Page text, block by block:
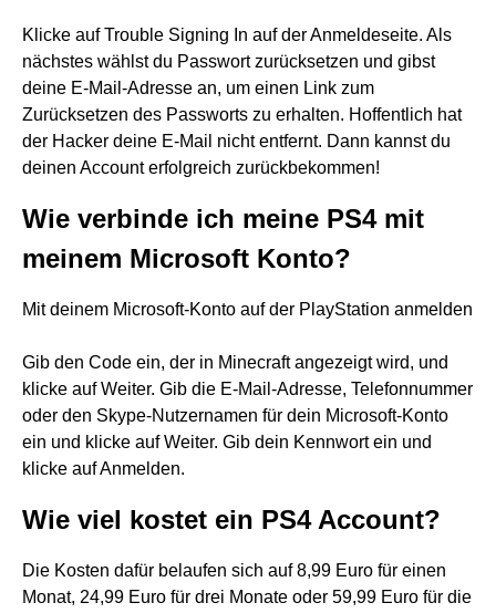
Klicke auf Trouble Signing In auf der Anmeldeseite. Als
nächstes wählst du Passwort zurücksetzen und gibst
deine E-Mail-Adresse an, um einen Link zum
Zurücksetzen des Passworts zu erhalten. Hoffentlich hat
der Hacker deine E-Mail nicht entfernt. Dann kannst du
deinen Account erfolgreich zurückbekommen!
Wie verbinde ich meine PS4 mit
meinem Microsoft Konto?
Mit deinem Microsoft-Konto auf der PlayStation anmelden
Gib den Code ein, der in Minecraft angezeigt wird, und
klicke auf Weiter. Gib die E-Mail-Adresse, Telefonnummer
oder den Skype-Nutzernamen für dein Microsoft-Konto
ein und klicke auf Weiter. Gib dein Kennwort ein und
klicke auf Anmelden.
Wie viel kostet ein PS4 Account?
Die Kosten dafür belaufen sich auf 8,99 Euro für einen
Monat, 24,99 Euro für drei Monate oder 59,99 Euro für die